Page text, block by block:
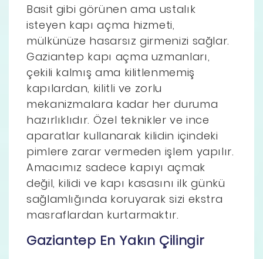
Basit gibi görünen ama ustalık
isteyen kapı açma hizmeti,
mülkünüze hasarsız girmenizi sağlar.
Gaziantep kapı açma uzmanları,
çekili kalmış ama kilitlenmemiş
kapılardan, kilitli ve zorlu
mekanizmalara kadar her duruma
hazırlıklıdır. Özel teknikler ve ince
aparatlar kullanarak kilidin içindeki
pimlere zarar vermeden işlem yapılır.
Amacımız sadece kapıyı açmak
değil, kilidi ve kapı kasasını ilk günkü
sağlamlığında koruyarak sizi ekstra
masraflardan kurtarmaktır.
Gaziantep En Yakın Çilingir